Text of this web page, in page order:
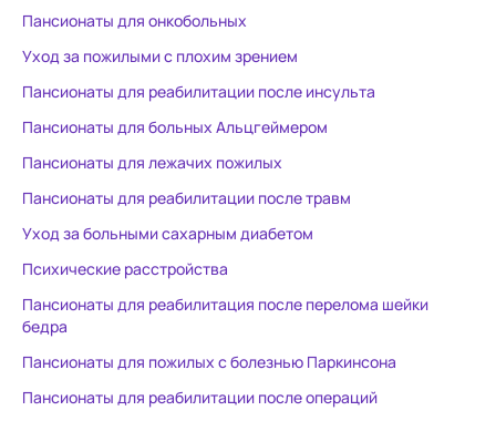
научили ходить на ходунках
здоровье после такой серьёзной
операции. Питание пятиразовое ,
как и обещано, всё по
день с пациентами проводят
занятия. Палаты чистые и
светлые. Есть телевизор в
хороший.
благодаря
Пансионаты для онкобольных
Уход за пожилыми с плохим зрением
Пансионаты для реабилитации после инсульта
Пансионаты для больных Альцгеймером
Пансионаты для лежачих пожилых
Пансионаты для реабилитации после травм
Уход за больными сахарным диабетом
Психические расстройства
Пансионаты для реабилитация после перелома шейки
бедра
Пансионаты для пожилых с болезнью Паркинсона
Пансионаты для реабилитации после операций